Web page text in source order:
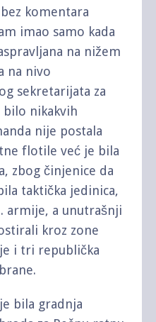
komentara
imao samo kada
na nižem
na nivo
sekretarijata za
nikakvih
nije postala
flotile već je bila
zbog činjenice da
taktička jedinica,
armije, a unutrašnji
kroz zone
i tri republička
gradnja